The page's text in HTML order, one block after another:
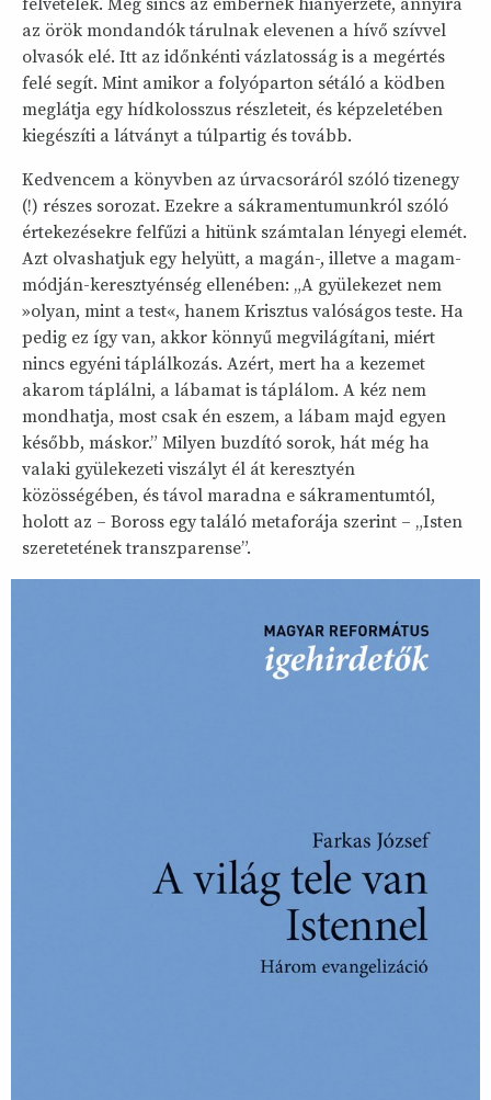
az örök mondandók tárulnak elevenen a hívő szívvel
olvasók elé. Itt az időnkénti vázlatosság is a megértés
felé segít. Mint amikor a folyóparton sétáló a ködben
meglátja egy hídkolosszus részleteit, és képzeletében
kiegészíti a látványt a túlpartig és tovább.
Kedvencem a könyvben az úrvacsoráról szóló tizenegy
(!) részes sorozat. Ezekre a sákramentumunkról szóló
értekezésekre felfűzi a hitünk számtalan lényegi elemét.
Azt olvashatjuk egy helyütt, a magán-, illetve a magam-
módján-keresztyénség ellenében: „A gyülekezet nem
»olyan, mint a test«, hanem Krisztus valóságos teste. Ha
pedig ez így van, akkor könnyű megvilágítani, miért
nincs egyéni táplálkozás. Azért, mert ha a kezemet
akarom táplálni, a lábamat is táplálom. A kéz nem
mondhatja, most csak én eszem, a lábam majd egyen
később, máskor.” Milyen buzdító sorok, hát még ha
valaki gyülekezeti viszályt él át keresztyén
közösségében, és távol maradna e sákramentumtól,
holott az – Boross egy találó metaforája szerint – „Isten
szeretetének transzparense”.